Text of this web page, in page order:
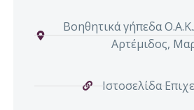
Βοηθητικά γήπεδα
Αρτέμιδος,
Ιστοσελίδα